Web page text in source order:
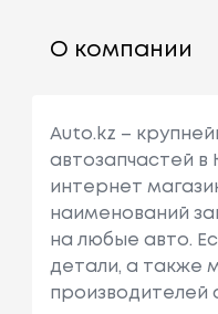
О компании
Auto.kz –
автозапчастей в
интернет
наименований
на любые авто.
детали, а также
производителей